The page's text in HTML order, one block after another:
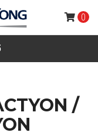
0
/